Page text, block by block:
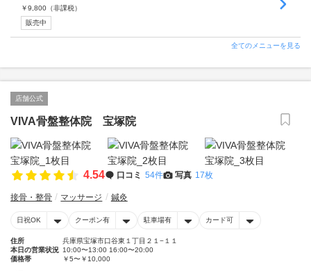
￥9,800 （非課税）
販売中
全てのメニューを見る
店舗公式
VIVA骨盤整体院 宝塚院
4.54 口コミ 54件 写真 17枚
接骨・整骨 マッサージ 鍼灸
日祝OK クーポン有 駐車場有 カード可
住所
兵庫県宝塚市口谷東１丁目２１−１１
本日の営業状況 10:00〜13:00 16:00〜20:00
価格帯
￥5〜￥10,000